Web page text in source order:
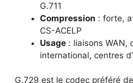
G.711
Compression : forte,
CS-ACELP
Usage : liaisons WAN,
international, centres
G.729 est le codec préféré